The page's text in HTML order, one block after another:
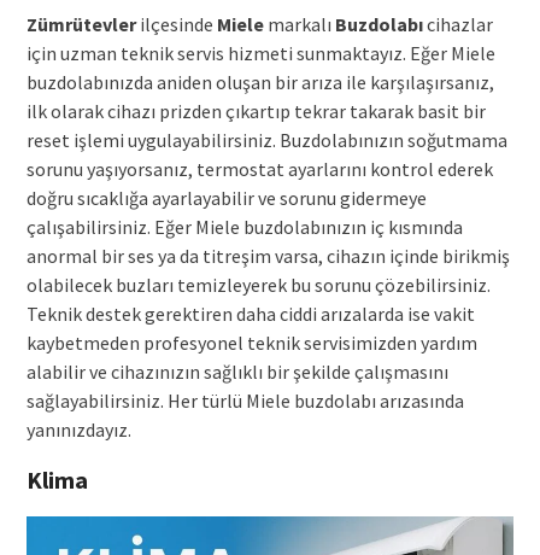
Zümrütevlerilçesinde Mielemarkalı Buzdolabıcihazlar
için uzman teknik servis hizmeti sunmaktayız. Eğer Miele
buzdolabınızda aniden oluşan bir arıza ile karşılaşırsanız,
ilk olarak cihazı prizden çıkartıp tekrar takarak basit bir
reset işlemi uygulayabilirsiniz. Buzdolabınızın soğutmama
sorunu yaşıyorsanız, termostat ayarlarını kontrol ederek
doğru sıcaklığa ayarlayabilir ve sorunu gidermeye
çalışabilirsiniz. Eğer Miele buzdolabınızın iç kısmında
anormal bir ses ya da titreşim varsa, cihazın içinde birikmiş
olabilecek buzları temizleyerek bu sorunu çözebilirsiniz.
Teknik destek gerektiren daha ciddi arızalarda ise vakit
kaybetmeden profesyonel teknik servisimizden yardım
alabilir ve cihazınızın sağlıklı bir şekilde çalışmasını
sağlayabilirsiniz. Her türlü Miele buzdolabı arızasında
yanınızdayız.
Klima